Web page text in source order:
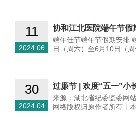
11
2024.06
协和江北医院端午节假
端午佳节端午节假期安排
日（周六）至6月10日（
30
2024.04
过廉节 | 欢度“五一”小
来源：湖北省纪委监委网
网络版权归原作者所有丨